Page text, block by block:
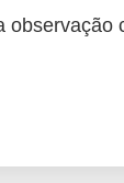
observação